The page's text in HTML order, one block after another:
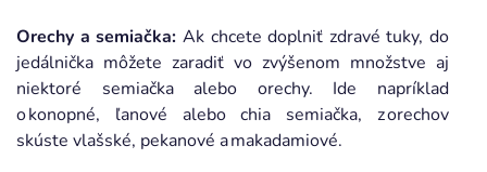
Orechy a semiačka: Ak chcete doplniť zdravé tuky, do
jedálnička môžete zaradiť vo zvýšenom množstve aj
niektoré semiačka alebo orechy. Ide napríklad
o konopné, ľanové alebo chia semiačka, z orechov
skúste vlašské, pekanové a makadamiové.